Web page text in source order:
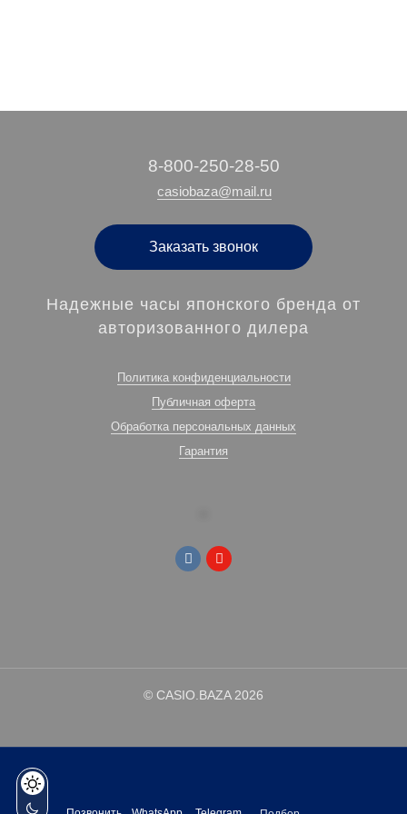
‭8-800-250-28-50
casiobaza@mail.ru
Заказать звонок
Надежные часы японского бренда от
авторизованного дилера
Политика конфиденциальности
Публичная оферта
Обработка персональных данных
Гарантия
© CASIO.BAZA 2026